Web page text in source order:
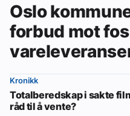
Oslo
forbud mot
Kronikk
Totalberedskap i sakte
råd til å vente?